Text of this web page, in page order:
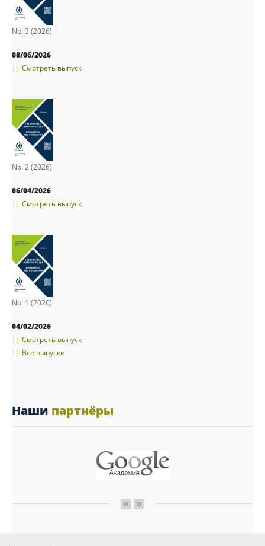
No. 3 (2026)
08/06/2026
|| Смотреть выпуск
No. 2 (2026)
06/04/2026
|| Смотреть выпуск
No. 1 (2026)
04/02/2026
|| Смотреть выпуск
|| Все выпуски
Наши партнёры